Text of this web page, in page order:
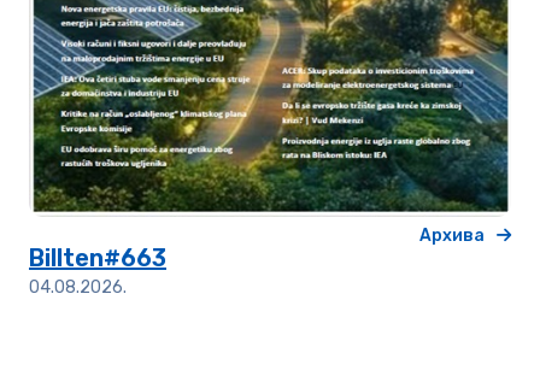
Billten#663
04.08.2026.
Архива